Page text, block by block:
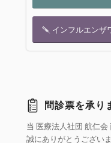
インフルエンザ
問診票を承り
当 医療法人社団 航仁
誠にありがとうございま